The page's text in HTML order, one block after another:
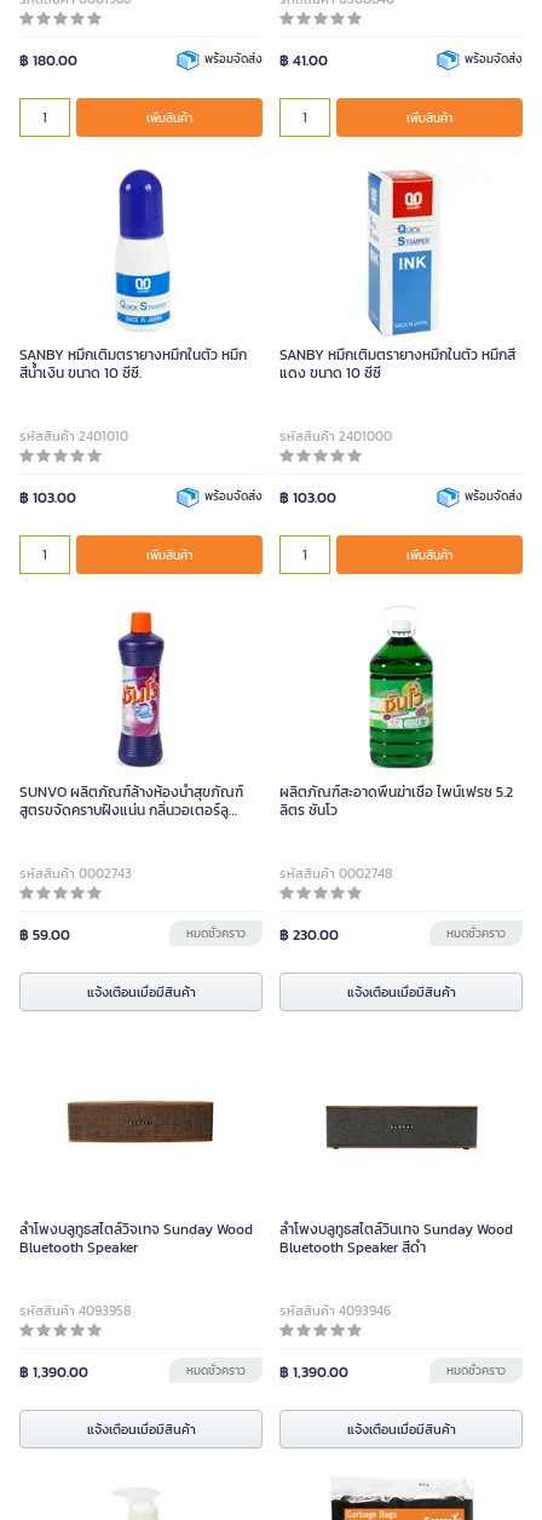
฿ 180.00 พร้อมจัดส่ง
เพิ่มสินค้า
฿ 41.00 พร้อมจัดส่ง
เพิ่มสินค้า
SANBY หมึกเติมตรายางหมึกในตัว หมึก
สีน้ำเงิน ขนาด 10 ซีซี.
รหัสสินค้า 2401010
฿ 103.00 พร้อมจัดส่ง
เพิ่มสินค้า
SANBY หมึกเติมตรายางหมึกในตัว หมึกสี
แดง ขนาด 10 ซีซี
รหัสสินค้า 2401000
฿ 103.00 พร้อมจัดส่ง
เพิ่มสินค้า
SUNVO ผลิตภัณฑ์ล้างห้องน้ำสุขภัณฑ์
สูตรขจัดคราบฝังแน่น กลิ่นวอเตอร์ลู
รหัสสินค้า 0002743
฿ 59.00 หมดชั่วคราว
แจ้งเตือนเมื่อมีสินค้า
ผลิตภัณฑ์สะอาดพื้นฆ่าเชื้อ ไพน์เฟรช 5.2
ลิตร ซันโว
รหัสสินค้า 0002748
฿ 230.00 หมดชั่วคราว
แจ้งเตือนเมื่อมีสินค้า
ลำโพงบลูทูธสไตล์วิจเทจ Sunday Wood
Bluetooth Speaker
รหัสสินค้า 4093958
฿ 1,390.00 หมดชั่วคราว
แจ้งเตือนเมื่อมีสินค้า
ลำโพงบลูทูธสไตล์วินเทจ Sunday Wood
Bluetooth Speaker สีดำ
รหัสสินค้า 4093946
฿ 1,390.00 หมดชั่วคราว
แจ้งเตือนเมื่อมีสินค้า